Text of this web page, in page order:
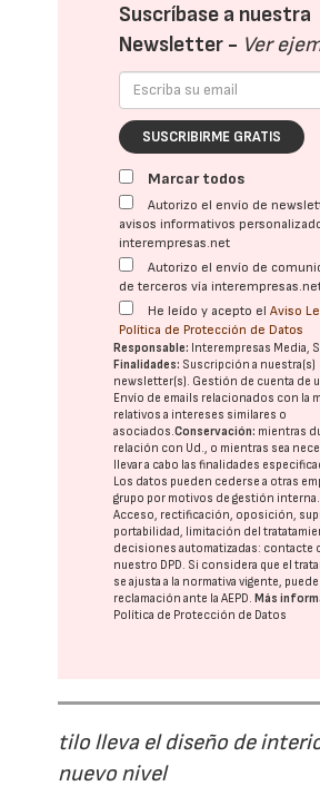
Suscríbase a nuestra
Newsletter - Ver
SUSCRIBIRME GRATIS
Marcar todos
Autorizo el envío de
avisos informativos
interempresas.net
Autorizo el envío de
de terceros vía
He leído y acepto elAviso
Política de Protección de Datos
Responsable: Interempresas Media,
Finalidades: Suscripción a nuestra(s)
newsletter(s). Gestión de cuenta de
Envío de emails relacionados con la
relativos a intereses similares o
asociados.Conservación: mientras
relación con Ud., o mientras sea
llevar a cabo las finalidades
Los datos pueden cederse a otras
grupo por motivos de gestión interna.
Acceso, rectificación, oposición,
portabilidad, limitación del
decisiones automatizadas: contacte
nuestro DPD. Si considera que el
se ajusta a la normativa vigente,
reclamación ante laAEPD.Más
Política de Protección de Datos
tilo lleva el diseño de
nuevo nivel